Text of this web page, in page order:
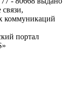
коммуникаций
портал